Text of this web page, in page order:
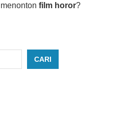
film horor?
CARI